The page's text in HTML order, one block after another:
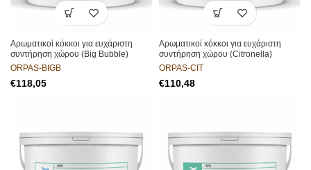
Αρωματικοί κόκκοι για ευχάριστη
συντήρηση χώρου (Big Bubble)
ORPAS-BIGB
€
Αρωματικοί κόκκοι για ευχάριστη
συντήρηση χώρου (Citronella)
ORPAS-CIT
€